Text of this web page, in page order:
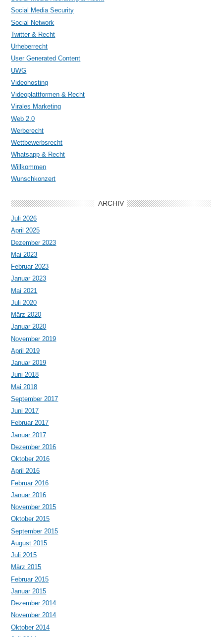
Social Media Security
Social Network
Twitter & Recht
Urheberrecht
User Generated Content
UWG
Videohosting
Videoplattformen & Recht
Virales Marketing
Web 2.0
Werberecht
Wettbewerbsrecht
Whatsapp & Recht
Willkommen
Wunschkonzert
ARCHIV
Juli 2026
April 2025
Dezember 2023
Mai 2023
Februar 2023
Januar 2023
Mai 2021
Juli 2020
März 2020
Januar 2020
November 2019
April 2019
Januar 2019
Juni 2018
Mai 2018
September 2017
Juni 2017
Februar 2017
Januar 2017
Dezember 2016
Oktober 2016
April 2016
Februar 2016
Januar 2016
November 2015
Oktober 2015
September 2015
August 2015
Juli 2015
März 2015
Februar 2015
Januar 2015
Dezember 2014
November 2014
Oktober 2014